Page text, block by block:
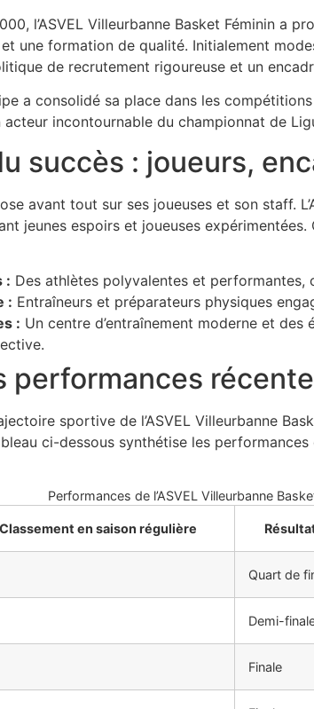
l’ASVEL Villeurbanne Basket Féminin a
une formation de qualité. Initialement
de recrutement rigoureuse et un
a consolidé sa place dans les
incontournable du championnat de
succès : joueurs,
avant tout sur ses joueuses et son staff.
jeunes espoirs et joueuses
: Des athlètes polyvalentes et performantes,
: Entraîneurs et préparateurs physiques
: Un centre d’entraînement moderne et
performances
sportive de l’ASVEL Villeurbanne
ci-dessous synthétise les
Performances de l’ASVEL Villeurbanne
Classement en saison régulière
Quart de
Demi-
Finale